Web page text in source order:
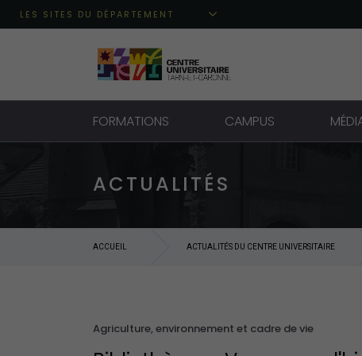
Aller au menu principal
Aller au contenu
Aller à la recherche
LES SITES DU DÉPARTEMENT
FORMATIONS CAMPUS
ACTUALITÉS
ACCUEIL ACTUALITÉS DU CENTRE UNIVERSITAIRE
Agriculture, environnement et cadre de vie